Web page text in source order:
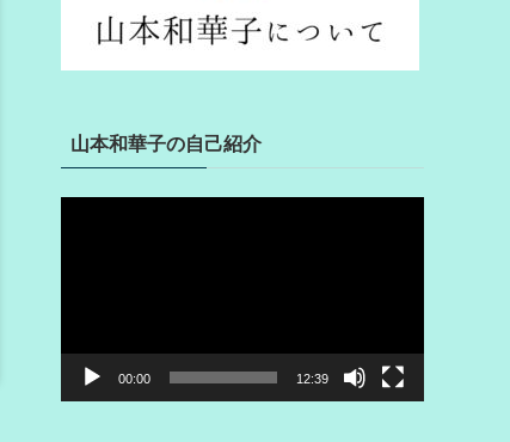
山本和華子の自己紹介
00:00 12:39